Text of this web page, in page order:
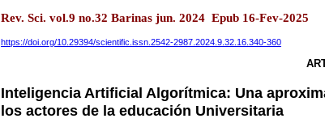
Rev. Sci. vol.9 no.32 Barinas jun. 2024 Epub 16-Fev-2025
https://doi.org/10.29394/scientific.issn.2542-2987.2024.9.32.16.340-360
Inteligencia Artificial Algorítmica: Una
los actores de la educación Universitaria